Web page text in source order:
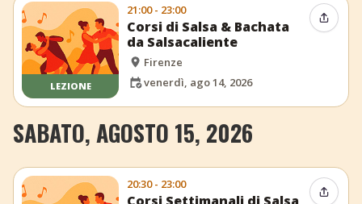
LEZIONE
21:00 - 23:00
Corsi di Salsa & Bachata
da Salsacaliente
Firenze
venerdì, ago 14, 2026
SABATO, AGOSTO 15, 2026
20:30 - 23:00
Corsi Settimanali di Salsa